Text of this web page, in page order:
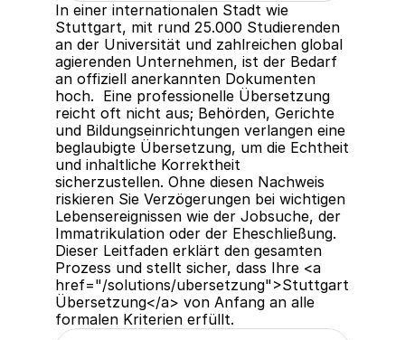
In einer internationalen Stadt wie
Stuttgart, mit rund 25.000 Studierenden
an der Universität und zahlreichen global
agierenden Unternehmen, ist der Bedarf
an offiziell anerkannten Dokumenten
hoch.  Eine professionelle Übersetzung
reicht oft nicht aus; Behörden, Gerichte
und Bildungseinrichtungen verlangen eine
beglaubigte Übersetzung, um die Echtheit
und inhaltliche Korrektheit
sicherzustellen. Ohne diesen Nachweis
riskieren Sie Verzögerungen bei wichtigen
Lebensereignissen wie der Jobsuche, der
Immatrikulation oder der Eheschließung.
Dieser Leitfaden erklärt den gesamten
Prozess und stellt sicher, dass Ihre <a
href="/solutions/ubersetzung">Stuttgart
Übersetzung</a> von Anfang an alle
formalen Kriterien erfüllt.